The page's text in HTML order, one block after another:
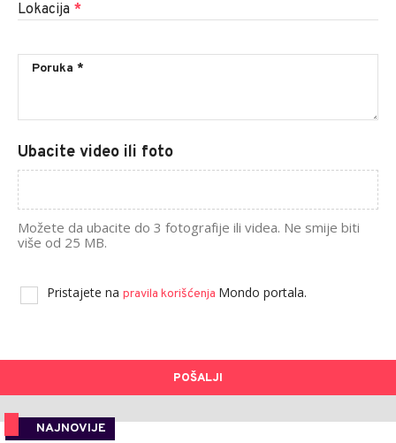
Lokacija *
Ubacite video ili foto
Možete da ubacite do 3 fotografije ili videa. Ne smije biti
više od 25 MB.
Pristajete na pravila korišćenja Mondo portala.
POŠALJI
NAJNOVIJE